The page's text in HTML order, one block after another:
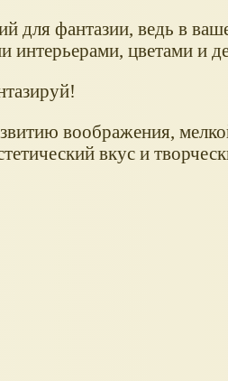
для фантазии, ведь в
интерьерами, цветами и
воображения,
вкус и